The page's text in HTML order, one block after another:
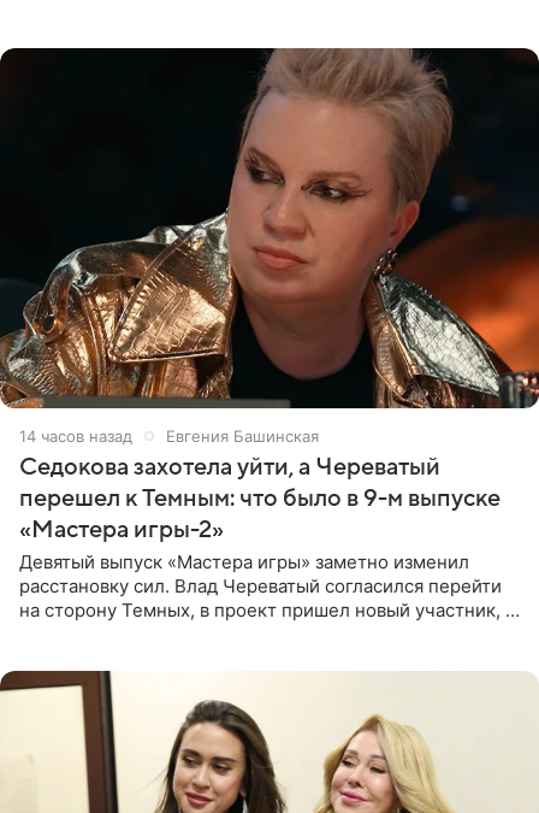
14 часов назад Евгения Башинская
Седокова захотела уйти, а Череватый
перешел к Темным: что было в 9-м выпуске
«Мастера игры-2»
Девятый выпуск «Мастера игры» заметно изменил
расстановку сил. Влад Череватый согласился перейти
на сторону Темных, в проект пришел новый участник, а